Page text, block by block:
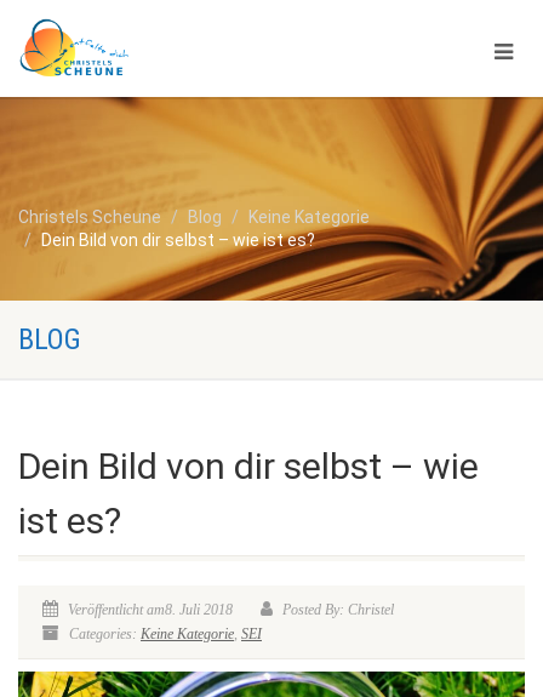
Christels Scheune Blog
Keine Kategorie
Dein Bild von dir selbst – wie ist es?
BLOG
Dein Bild von dir selbst – wie
ist es?
Veröffentlicht am8. Juli 2018
Posted By: Christel
Categories: Keine Kategorie, SEI